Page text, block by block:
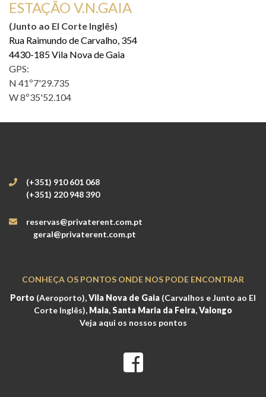
ESTAÇÃO V.N.GAIA
(Junto ao El Corte Inglês)
Rua Raimundo de Carvalho, 354
4430-185 Vila Nova de Gaia
GPS:
N 41º7'29.735
W 8º35'52.104
(+351) 910 601 068
(+351) 220 948 390
reservas@privaterent.com.pt
geral@privaterent.com.pt
CONHEÇA OS PONTOS ONDE NOS PODE ENCONTRAR
Porto (Aeroporto),Vila Nova de Gaia (Carvalhos e Junto ao El
Corte Inglês), Maia,Santa Maria da Feira,Valongo
Veja aqui os nossos pontos